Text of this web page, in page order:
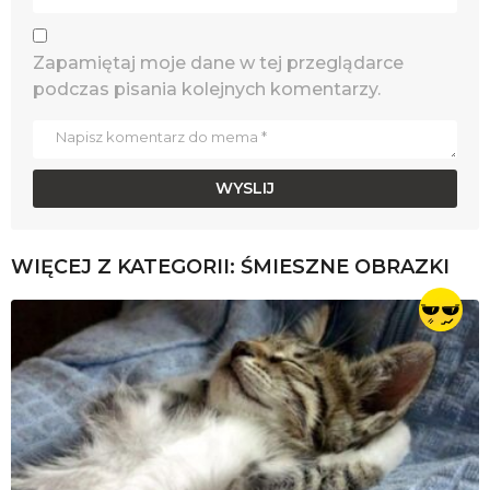
Zapamiętaj moje dane w tej przeglądarce
podczas pisania kolejnych komentarzy.
WIĘCEJ Z KATEGORII: ŚMIESZNE OBRAZKI